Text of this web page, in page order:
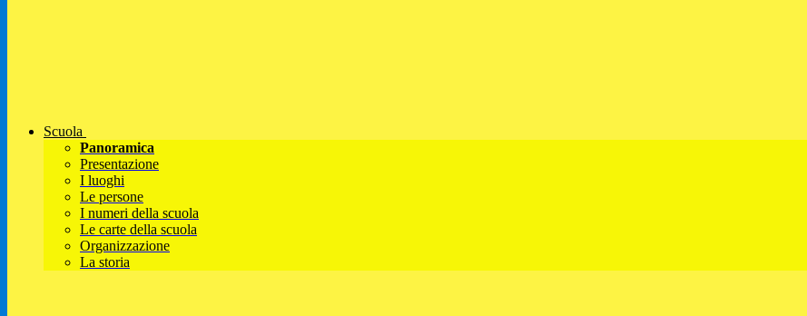
Scuola
Panoramica
Presentazione
I luoghi
Le persone
I numeri della scuola
Le carte della scuola
Organizzazione
La storia